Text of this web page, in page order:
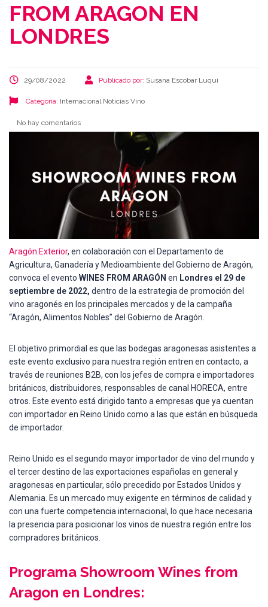
FROM ARAGON EN
LONDRES
29/08/2022 Publicado por: Susana Escobar Luqui
Categoría: Internacional Noticias Vino
No hay comentarios
Aragón Exterior, en colaboración con el Departamento de
Agricultura, Ganadería y Medioambiente del Gobierno de Aragón,
convoca el evento WINES FROM ARAGÓN en Londres el 29 de
septiembre de 2022, dentro de la estrategia de promoción del
vino aragonés en los principales mercados y de la campaña
“Aragón, Alimentos Nobles” del Gobierno de Aragón.
El objetivo primordial es que las bodegas aragonesas asistentes a
este evento exclusivo para nuestra región entren en contacto, a
través de reuniones B2B, con los jefes de compra e importadores
británicos, distribuidores, responsables de canal HORECA, entre
otros. Este evento está dirigido tanto a empresas que ya cuentan
con importador en Reino Unido como a las que están en búsqueda
de importador.
Reino Unido es el segundo mayor importador de vino del mundo y
el tercer destino de las exportaciones españolas en general y
aragonesas en particular, sólo precedido por Estados Unidos y
Alemania. Es un mercado muy exigente en términos de calidad y
con una fuerte competencia internacional, lo que hace necesaria
la presencia para posicionar los vinos de nuestra región entre los
compradores británicos.
Programa Showroom Wines from
Aragon en Londres: